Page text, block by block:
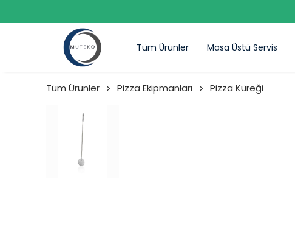
Tüm Ürünler Masa Üstü Servis
Tüm Ürünler Pizza Ekipmanları Pizza Küreği